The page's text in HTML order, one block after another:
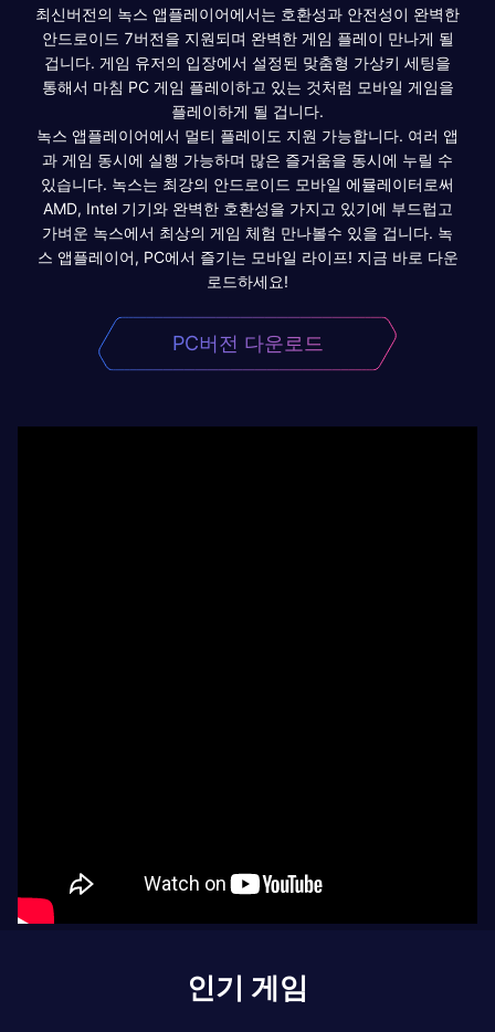
최신버전의 녹스 앱플레이어에서는 호환성과 안전성이 완벽한
안드로이드 7버전을 지원되며 완벽한 게임 플레이 만나게 될
겁니다. 게임 유저의 입장에서 설정된 맞춤형 가상키 세팅을
통해서 마침 PC 게임 플레이하고 있는 것처럼 모바일 게임을
플레이하게 될 겁니다.
녹스 앱플레이어에서 멀티 플레이도 지원 가능합니다. 여러 앱
과 게임 동시에 실행 가능하며 많은 즐거움을 동시에 누릴 수
있습니다. 녹스는 최강의 안드로이드 모바일 에뮬레이터로써
AMD, Intel 기기와 완벽한 호환성을 가지고 있기에 부드럽고
가벼운 녹스에서 최상의 게임 체험 만나볼수 있을 겁니다. 녹
스 앱플레이어, PC에서 즐기는 모바일 라이프! 지금 바로 다운
로드하세요!
PC버전 다운로드
인기 게임